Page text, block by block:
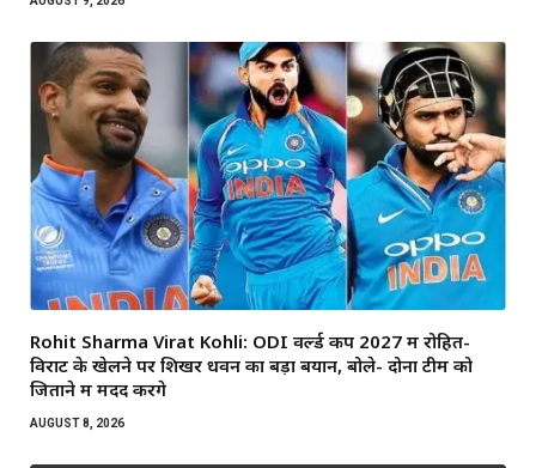
Rohit Sharma Virat Kohli: ODI वर्ल्ड कप 2027 में रोहित-
विराट के खेलने पर शिखर धवन का बड़ा बयान, बोले- दोनों टीम को
जिताने में मदद करेंगे
AUGUST 8, 2026